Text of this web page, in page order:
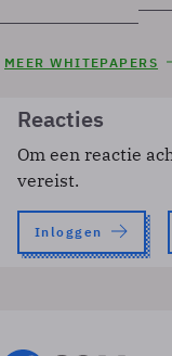
MEER WHITEPAPERS
Reacties
Om een reactie
vereist.
Inloggen